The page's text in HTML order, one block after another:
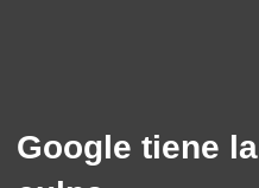
Google tiene la